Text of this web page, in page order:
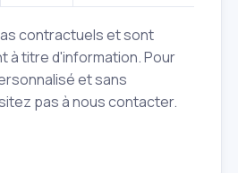
contractuels et sont
à titre d'information. Pour
et sans
pas à nous contacter.